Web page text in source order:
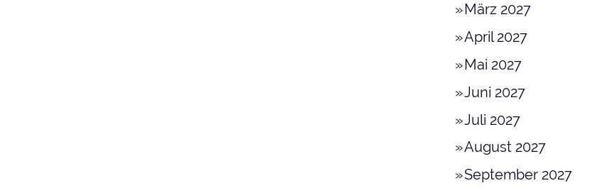
März 2027
April 2027
Mai 2027
Juni 2027
Juli 2027
August 2027
September 2027